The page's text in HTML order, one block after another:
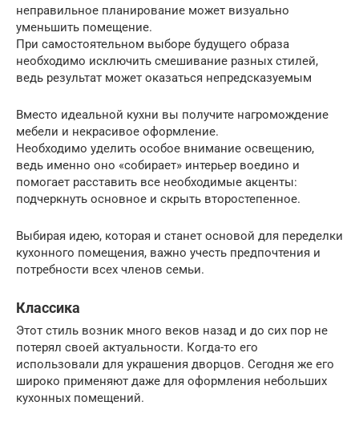
неправильное планирование может визуально
уменьшить помещение.
При самостоятельном выборе будущего образа
необходимо исключить смешивание разных стилей,
ведь результат может оказаться непредсказуемым
Вместо идеальной кухни вы получите нагромождение
мебели и некрасивое оформление.
Необходимо уделить особое внимание освещению,
ведь именно оно «собирает» интерьер воедино и
помогает расставить все необходимые акценты:
подчеркнуть основное и скрыть второстепенное.
Выбирая идею, которая и станет основой для переделки
кухонного помещения, важно учесть предпочтения и
потребности всех членов семьи.
Классика
Этот стиль возник много веков назад и до сих пор не
потерял своей актуальности. Когда-то его
использовали для украшения дворцов. Сегодня же его
широко применяют даже для оформления небольших
кухонных помещений.